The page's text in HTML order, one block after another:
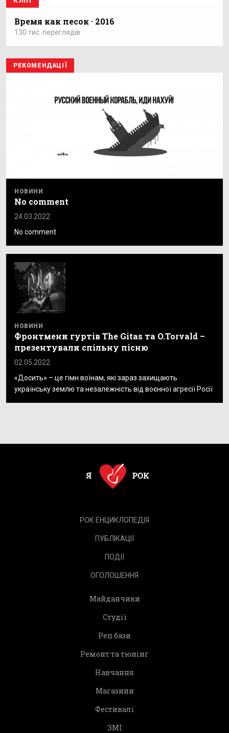
Время как песок · 2016
130 тис. переглядів
РЕКОМЕНДАЦІЇ
НОВИНИ
No comment
24.03.2022
No comment
НОВИНИ
Фронтмени гуртів The Gitas та O.Torvald –
презентували спільну пісню
02.05.2022
«Досить» – це гімн воїнам, які зараз захищають
українську землю та незалежність від воєнної агресії Росії
РОК.ЕНЦИКЛОПЕДІЯ
ПУБЛІКАЦІЇ
ПОДІЇ
ОГОЛОШЕННЯ
Майданчики
Студії
Реп.бази
Ремонт та тюнінг
Навчання
Магазини
Фестивалі
ЗМІ